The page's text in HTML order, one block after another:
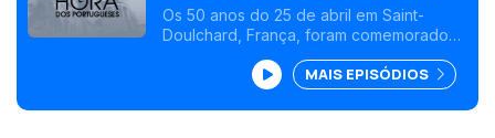
Saint-Doulchard
Os 50 anos do 25 de abril em Saint-
Doulchard, França, foram comemorados
artesãos de Oleiros.MAIS EPISÓDIOS